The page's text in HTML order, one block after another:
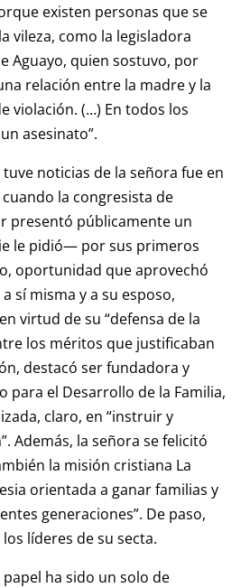
existen personas que se
vileza, como la legisladora
Aguayo, quien sostuvo, por
relación entre la madre y la
violación. (…) En todos los
asesinato”.
noticias de la señora fue en
la congresista de
presentó públicamente un
le pidió— por sus primeros
oportunidad que aprovechó
sí misma y a su esposo,
virtud de su “defensa de la
los méritos que justificaban
destacó ser fundadora y
para el Desarrollo de la Familia,
claro, en “instruir y
Además, la señora se felicitó
la misión cristiana La
orientada a ganar familias y
generaciones”. De paso,
líderes de su secta.
ha sido un solo de